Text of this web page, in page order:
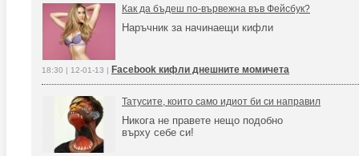
Как да бъдеш по-вървежна във Фейсбук?
Наръчник за начинаещи кифли
18:30 | 12-01-13 | Facebook кифли днешните момичета
Татусите, които само идиот би си направил
Никога не правете нещо подобно
върху себе си!